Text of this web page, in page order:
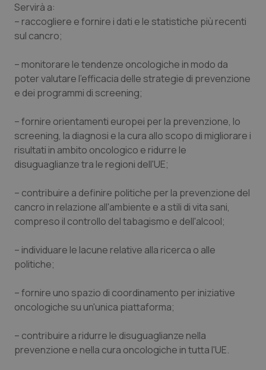
Toscana
Valle D’Aosta
Obesità
Oncodermatologia
Oncologia & Nutrizione
Quotidiano Cardiologia
Quotidiano Oncologia
Quotidiano Pediatria
Rene & patologie urogenitali
Servirà a:
– raccogliere e fornire i dati e le statistiche più recenti
sul cancro;
– monitorare le tendenze oncologiche in modo da
poter valutare l'efficacia delle strategie di prevenzione
e dei programmi di screening;
– fornire orientamenti europei per la prevenzione, lo
screening, la diagnosi e la cura allo scopo di migliorare i
risultati in ambito oncologico e ridurre le
disuguaglianze tra le regioni dell'UE;
– contribuire a definire politiche per la prevenzione del
cancro in relazione all'ambiente e a stili di vita sani,
compreso il controllo del tabagismo e dell'alcool;
– individuare le lacune relative alla ricerca o alle
politiche;
– fornire uno spazio di coordinamento per iniziative
oncologiche su un'unica piattaforma;
– contribuire a ridurre le disuguaglianze nella
prevenzione e nella cura oncologiche in tutta l'UE.